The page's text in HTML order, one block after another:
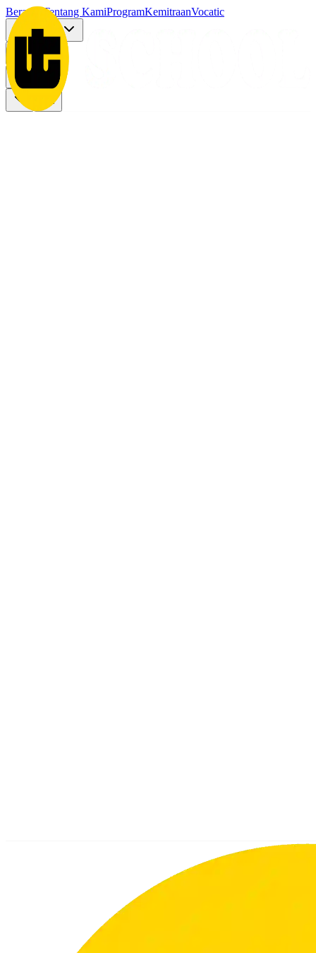
Beranda Tentang KamiProgramKemitraanVocatic
Pendaftaran
Lainnya